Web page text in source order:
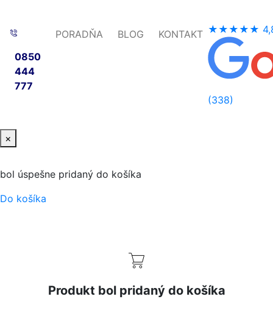
0850
444
777
PORADŇA BLOG KONTAKT ★★★★★
(338)
×
bol úspešne pridaný do košíka
Do košíka
Produkt bol pridaný do košíka